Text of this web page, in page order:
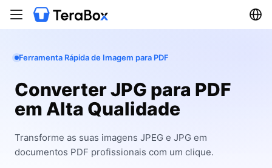
Ferramenta Rápida de Imagem para PDF
Converter JPG para PDF
em Alta Qualidade
Transforme as suas imagens JPEG e JPG em
documentos PDF profissionais com um clique.